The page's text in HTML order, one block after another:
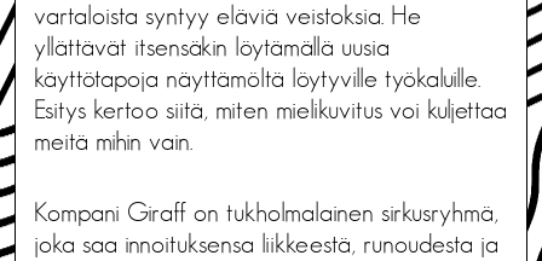
vartaloista syntyy eläviä veistoksia. He
yllättävät itsensäkin löytämällä uusia
käyttötapoja näyttämöltä löytyville työkaluille.
Esitys kertoo siitä, miten mielikuvitus voi kuljettaa
meitä mihin vain.
Kompani Giraff on tukholmalainen sirkusryhmä,
joka saa innoituksensa liikkeestä, runoudesta ja